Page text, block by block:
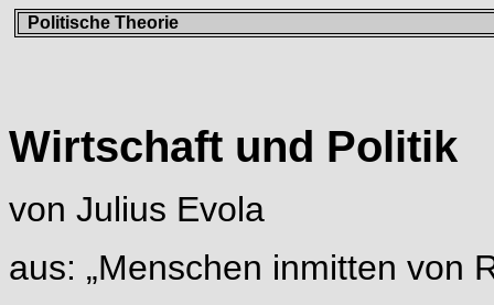
Politische Theorie
Wirtschaft und Politik
von Julius Evola
aus: „Menschen inmitten von